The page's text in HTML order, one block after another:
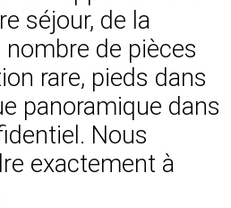
séjour, de la
de pièces
rare, pieds dans
panoramique dans
Nous
exactement à